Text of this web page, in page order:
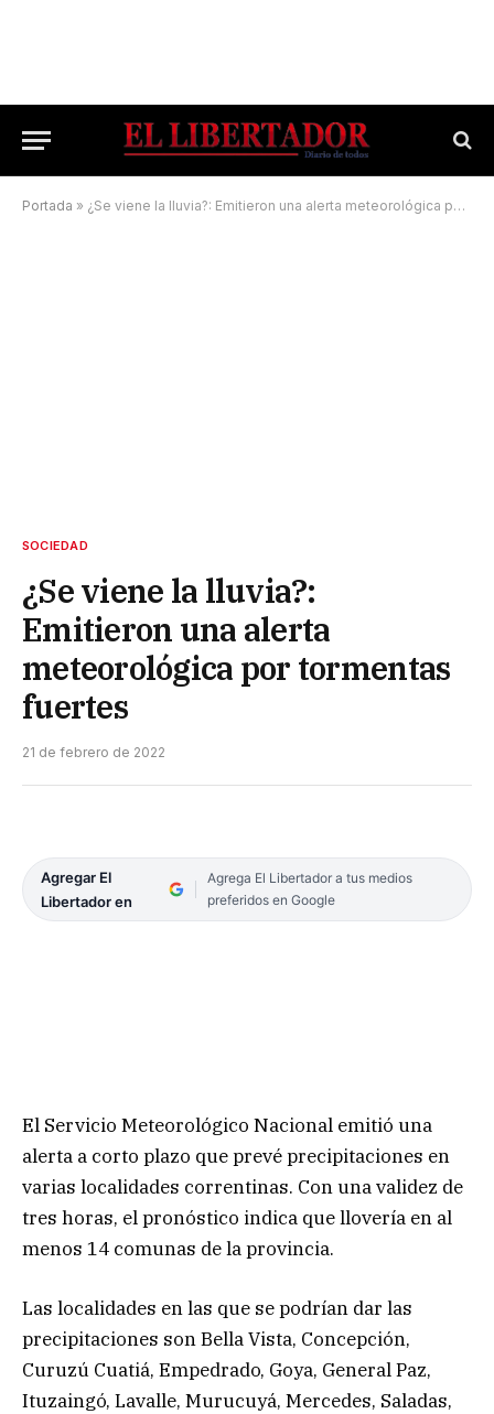
Portada » ¿Se viene la lluvia?: Emitieron una alerta meteorológica por tormentas fuertes
SOCIEDAD
¿Se viene la lluvia?:
Emitieron una alerta
meteorológica por tormentas
fuertes
21 de febrero de 2022
Agregar El
Libertador en
Agrega El Libertador a tus medios
preferidos en Google
El Servicio Meteorológico Nacional emitió una
alerta a corto plazo que prevé precipitaciones en
varias localidades correntinas. Con una validez de
tres horas, el pronóstico indica que llovería en al
menos 14 comunas de la provincia.
Las localidades en las que se podrían dar las
precipitaciones son Bella Vista, Concepción,
Curuzú Cuatiá, Empedrado, Goya, General Paz,
Ituzaingó, Lavalle, Murucuyá, Mercedes, Saladas,